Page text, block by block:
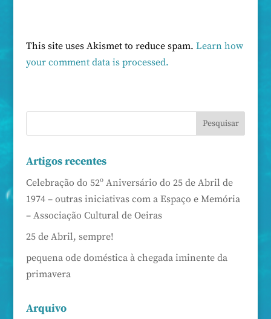
This site uses Akismet to reduce spam. Learn how
your comment data is processed.
Artigos recentes
Celebração do 52º Aniversário do 25 de Abril de
1974 – outras iniciativas com a Espaço e Memória
– Associação Cultural de Oeiras
25 de Abril, sempre!
pequena ode doméstica à chegada iminente da
primavera
Arquivo